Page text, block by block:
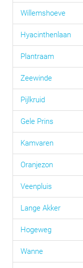
Willemshoeve
Hyacinthenlaan
Plantraam
Zeewinde
Pijlkruid
Gele Prins
Kamvaren
Oranjezon
Veenpluis
Lange Akker
Hogeweg
Wanne